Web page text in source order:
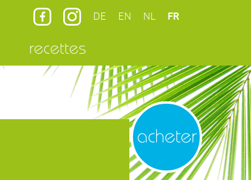
DE EN NL FR
recettes
acheter